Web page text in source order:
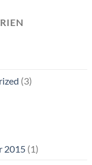
(3)
2015(1)